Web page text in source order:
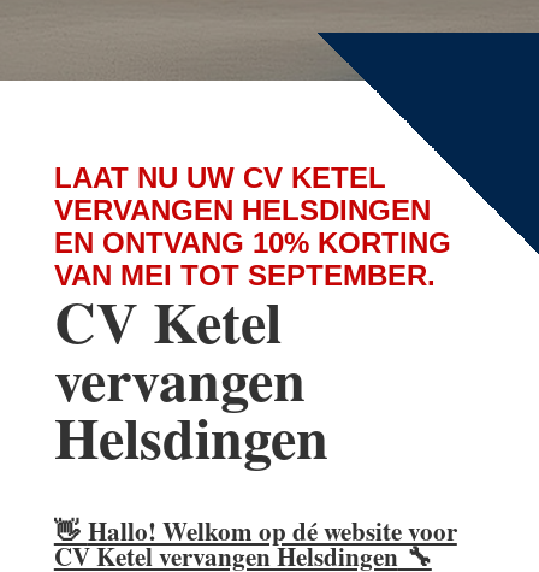
LAAT NU UW CV KETEL
VERVANGEN HELSDINGEN
EN ONTVANG 10% KORTING
VAN MEI TOT SEPTEMBER.
CV Ketel
vervangen
Helsdingen
👋 Hallo! Welkom op dé website voor
CV Ketel vervangen Helsdingen🔧